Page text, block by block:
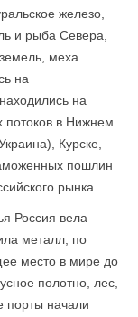
железо,
и рыба Севера,
меха
на
на
потоков в Нижнем
Курске,
пошлин
рынка.
Россия вела
металл, по
место в мире до
полотно, лес,
порты начали